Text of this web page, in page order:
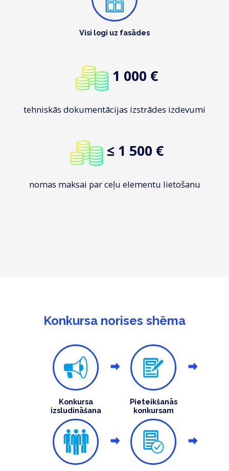
Visi logi uz fasādes
1 000 €
tehniskās dokumentācijas izstrādes izdevumi
≤ 1 500 €
nomas maksai par ceļu elementu lietošanu
Konkursa norises shēma
Konkursa
izsludināšana
Pieteikšanās
konkursam